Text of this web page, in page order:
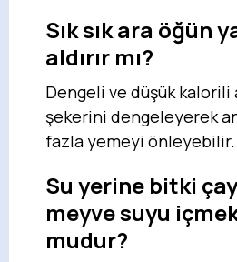
Sık sık ara öğün
aldırır mı?
Dengeli ve düşük kalorili
şekerini dengeleyerek
fazla yemeyi önleyebilir.
Su yerine bitki
meyve suyu
mudur?